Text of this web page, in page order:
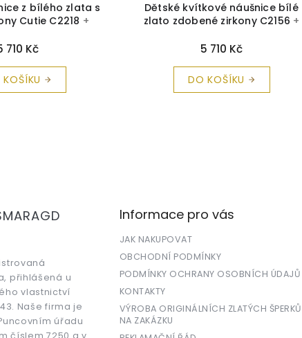
náušnice bílé
zirkony C2156
5 710 Kč
KOŠÍKU
Dětské náušnice z bílého zlata s
červenými zirkony zasazenými v
zdarma
5 090 Kč
DO KOŠÍKU
přihlášená u
vlastnictví
Naše firma je
úřadu
Informace pro vás
JAK NAKUPOVAT
OBCHODNÍ PODMÍNKY
PODMÍNKY OCHRANY OSOBNÍCH ÚDAJŮ
KONTAKTY
VÝROBA ORIGINÁLNÍCH ZLATÝCH ŠPERKŮ
NA ZAKÁZKU